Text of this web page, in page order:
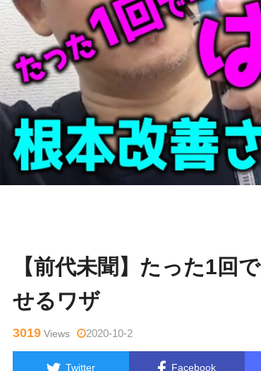
【前代未聞】たった1回
せるワザ
3019 Views 2020-10-2
Twitter Facebook